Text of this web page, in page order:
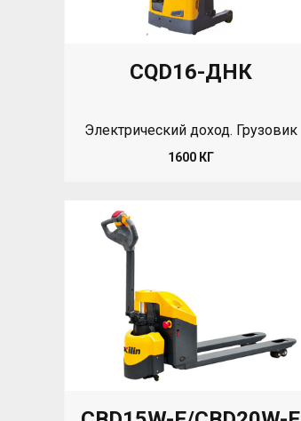
CQD16-ДНК
Электрический доход. Грузовик
1600 КГ